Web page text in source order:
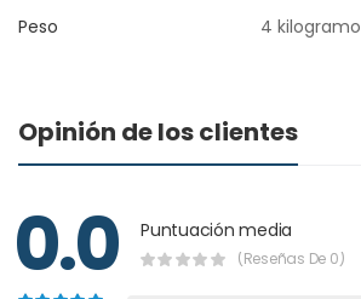
Peso 4 kilogramo
Opinión de los clientes
0.0 Puntuación media
(Reseñas De 0)